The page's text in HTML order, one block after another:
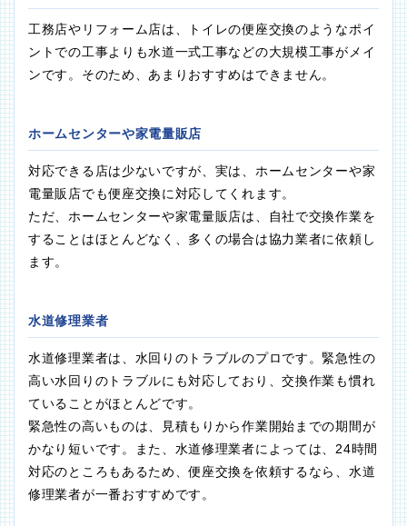
工務店やリフォーム店は、トイレの便座交換のようなポイ
ントでの工事よりも水道一式工事などの大規模工事がメイ
ンです。そのため、あまりおすすめはできません。
ホームセンターや家電量販店
対応できる店は少ないですが、実は、ホームセンターや家
電量販店でも便座交換に対応してくれます。
ただ、ホームセンターや家電量販店は、自社で交換作業を
することはほとんどなく、多くの場合は協力業者に依頼し
ます。
水道修理業者
水道修理業者は、水回りのトラブルのプロです。緊急性の
高い水回りのトラブルにも対応しており、交換作業も慣れ
ていることがほとんどです。
緊急性の高いものは、見積もりから作業開始までの期間が
かなり短いです。また、水道修理業者によっては、24時間
対応のところもあるため、便座交換を依頼するなら、水道
修理業者が一番おすすめです。